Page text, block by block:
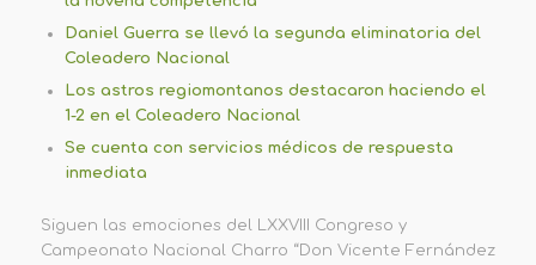
Daniel Guerra se llevó la segunda eliminatoria del
Coleadero Nacional
Los astros regiomontanos destacaron haciendo el
1-2 en el Coleadero Nacional
Se cuenta con servicios médicos de respuesta
inmediata
Siguen las emociones del LXXVIII Congreso y
Campeonato Nacional Charro “Don Vicente Fernández